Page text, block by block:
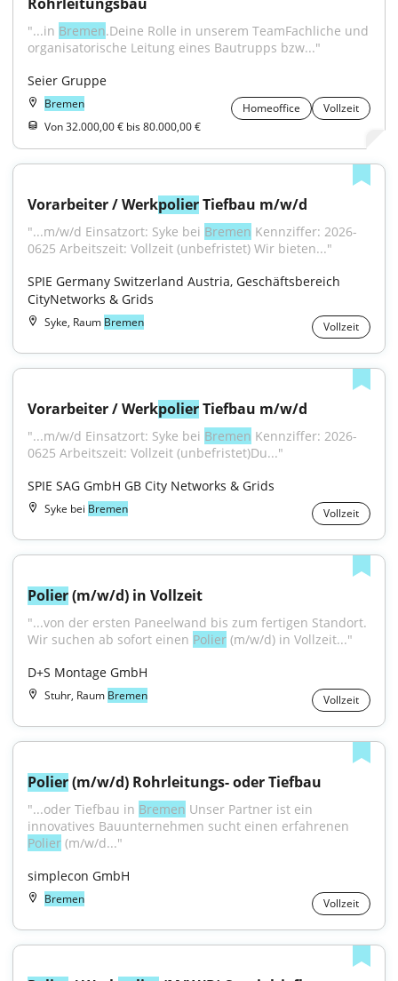
"...in Bremen.Deine Rolle in unserem TeamFachliche und
organisatorische Leitung eines Bautrupps bzw..."
Seier Gruppe
Bremen Homeoffice
Vollzeit
Von 32.000,00 € bis 80.000,00 €
Vorarbeiter / Werkpolier Tiefbau m/w/d
"...m/w/d Einsatzort: Syke bei Bremen Kennziffer: 2026-
0625 Arbeitszeit: Vollzeit (unbefristet) Wir bieten..."
SPIE Germany Switzerland Austria, Geschäftsbereich
CityNetworks & Grids
Syke, Raum Bremen Vollzeit
Vorarbeiter / Werkpolier Tiefbau m/w/d
"...m/w/d Einsatzort: Syke bei Bremen Kennziffer: 2026-
0625 Arbeitszeit: Vollzeit (unbefristet)Du..."
SPIE SAG GmbH GB City Networks & Grids
Syke bei Bremen Vollzeit
Polier (m/w/d) in Vollzeit
"...von der ersten Paneelwand bis zum fertigen Standort.
Wir suchen ab sofort einen Polier (m/w/d) in Vollzeit..."
D+S Montage GmbH
Stuhr, Raum Bremen Vollzeit
Polier (m/w/d) Rohrleitungs- oder Tiefbau
"...oder Tiefbau in Bremen Unser Partner ist ein
Polier (m/w/d..."
simplecon GmbH
Bremen Vollzeit